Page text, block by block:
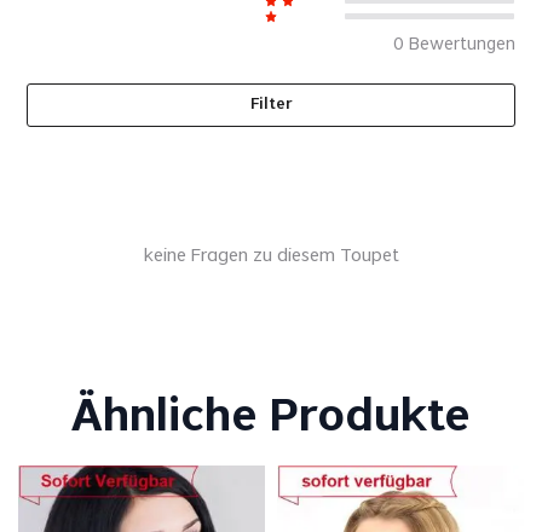
0 Bewertungen
Filter
keine Fragen zu diesem Toupet
Ähnliche Produkte